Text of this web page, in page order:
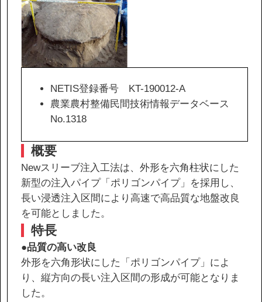
ニュース
お問い合わせ
採用情報
営業カタログダウンロード
協力会社の皆様へ
個人情報等保護ポリシー
このサイトの使い方
NETIS登録番号 KT-190012-A
農業農村整備民間技術情報データベース
No.1318
概要
Newスリーブ注入工法は、外形を六角柱状にした
新型の注入パイプ「ポリゴンパイプ」を採用し、
長い浸透注入区間により高速で高品質な地盤改良
を可能としました。
特長
●品質の高い改良
外形を六角形状にした「ポリゴンパイプ」によ
り、縦方向の長い注入区間の形成が可能となりま
した。